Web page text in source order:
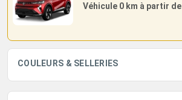
Véhicule 0 km à partir de
COULEURS & SELLERIES